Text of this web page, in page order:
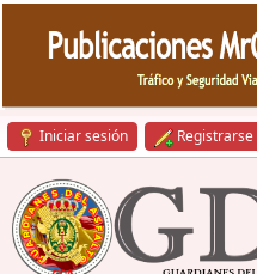
Iniciar sesión Registrarse